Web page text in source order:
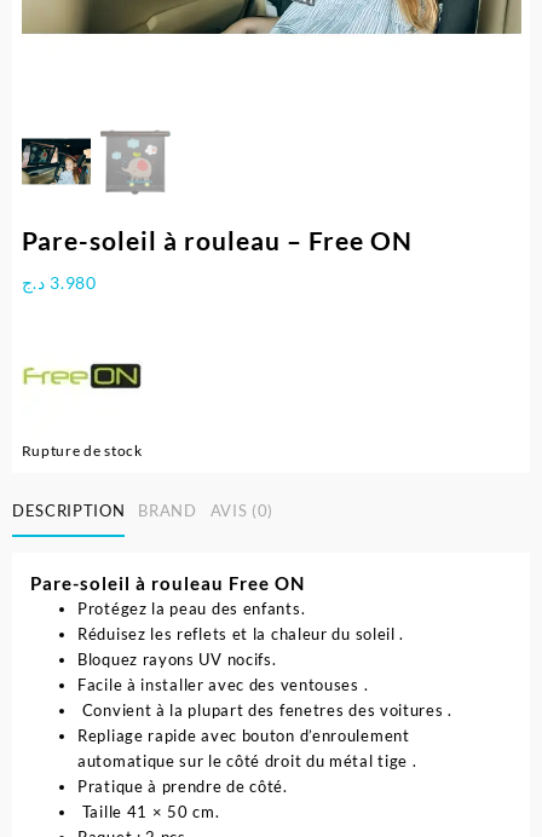
Pare-soleil à rouleau – Free ON
3.980 د.ج
Rupture de stock
DESCRIPTION BRAND AVIS (0)
Pare-soleil à rouleau Free ON
Protégez la peau des enfants.
Réduisez les reflets et la chaleur du soleil .
Bloquez rayons UV nocifs.
Facile à installer avec des ventouses .
Convient à la plupart des fenetres des voitures .
Repliage rapide avec bouton d’enroulement
automatique sur le côté droit du métal tige .
Pratique à prendre de côté.
Taille 41 × 50 cm.